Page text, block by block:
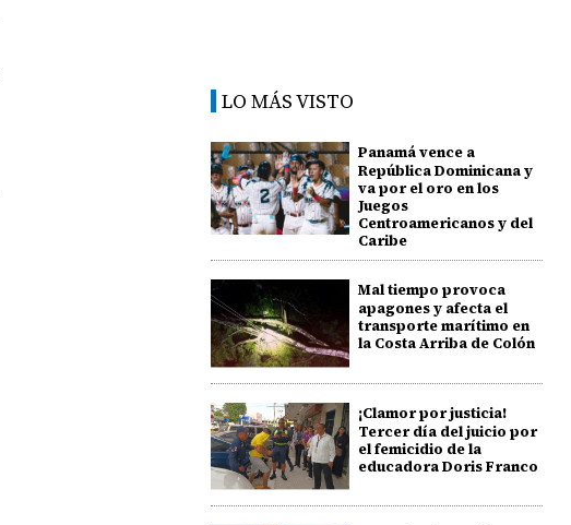
LO MÁS VISTO
Panamá vence a
República Dominicana y
va por el oro en los
Juegos
Centroamericanos y del
Caribe
Mal tiempo provoca
apagones y afecta el
transporte marítimo en
la Costa Arriba de Colón
¡Clamor por justicia!
Tercer día del juicio por
el femicidio de la
educadora Doris Franco